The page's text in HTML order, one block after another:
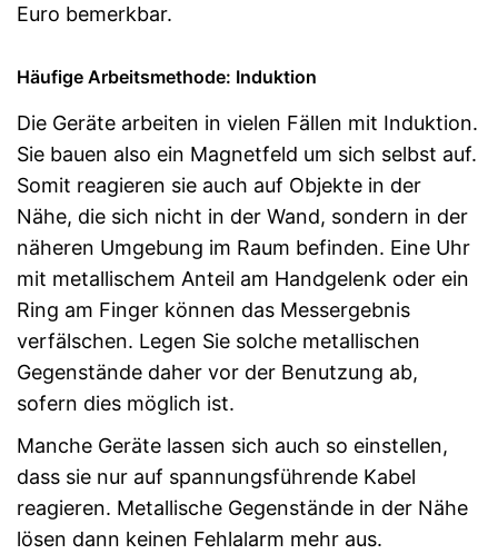
Euro bemerkbar.
Häufige Arbeitsmethode: Induktion
Die Geräte arbeiten in vielen Fällen mit Induktion.
Sie bauen also ein Magnetfeld um sich selbst auf.
Somit reagieren sie auch auf Objekte in der
Nähe, die sich nicht in der Wand, sondern in der
näheren Umgebung im Raum befinden. Eine Uhr
mit metallischem Anteil am Handgelenk oder ein
Ring am Finger können das Messergebnis
verfälschen. Legen Sie solche metallischen
Gegenstände daher vor der Benutzung ab,
sofern dies möglich ist.
Manche Geräte lassen sich auch so einstellen,
dass sie nur auf spannungsführende Kabel
reagieren. Metallische Gegenstände in der Nähe
lösen dann keinen Fehlalarm mehr aus.